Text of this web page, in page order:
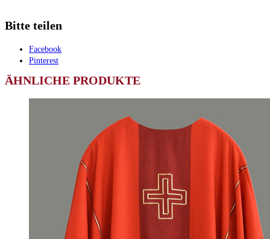
Bitte teilen
Facebook
Pinterest
ÄHNLICHE PRODUKTE